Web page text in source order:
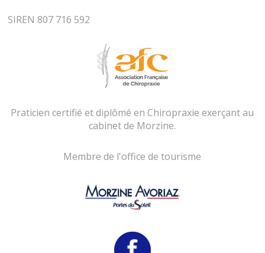
SIREN 807 716 592
Praticien certifié et diplômé en Chiropraxie exerçant au
cabinet de Morzine.
Membre de l'office de tourisme